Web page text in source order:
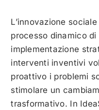
L’innovazione
processo dinamico di
implementazione
interventi inventivi
proattivo i problemi
stimolare un
trasformativo. In